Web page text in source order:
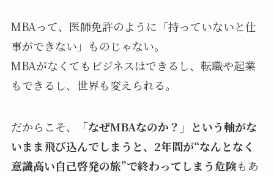
MBAって、医師免許のように「持っていないと仕
事ができない」ものじゃない。
MBAがなくてもビジネスはできるし、転職や起業
もできるし、世界も変えられる。
だからこそ、
「なぜMBAなのか？」という軸がな
いまま飛び込んでしまうと、2年間が“なんとなく
意識高い自己啓発の旅”で終わってしまう危険もあ